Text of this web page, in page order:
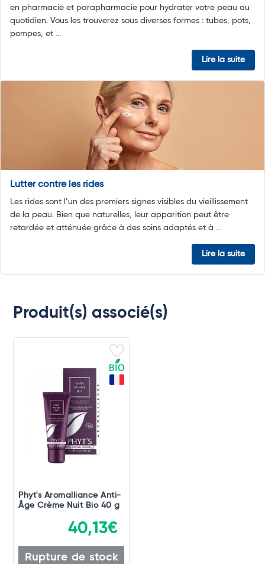
en pharmacie et parapharmacie pour hydrater votre peau au
quotidien. Vous les trouverez sous diverses formes : tubes, pots,
pompes, et ...
Lire la suite
Lutter contre les rides
Les rides sont l’un des premiers signes visibles du vieillissement
de la peau. Bien que naturelles, leur apparition peut être
retardée et atténuée grâce à des soins adaptés et à ...
Lire la suite
Produit(s) associé(s)
Phyt's Aromalliance Anti-
Âge Crème Nuit Bio 40 g
40,13€
Rupture de stock